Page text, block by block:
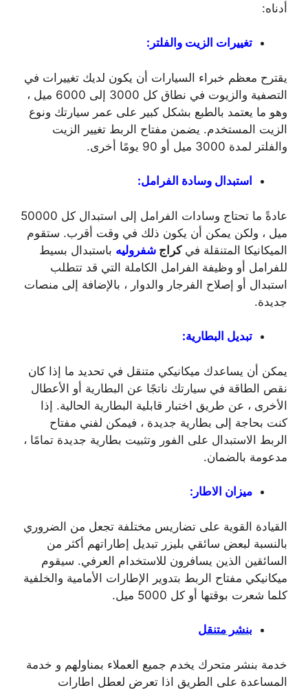
أدناه:
تغييرات الزيت والفلتر:
يقترح معظم خبراء السيارات أن يكون لديك تغييرات في
التصفية والزيوت في نطاق كل 3000 إلى 6000 ميل ،
وهو ما يعتمد بالطبع بشكل كبير على عمر سيارتك ونوع
الزيت المستخدم. يضمن مفتاح الربط تغيير الزيت
والفلتر لمدة 3000 ميل أو 90 يومًا أخرى.
استبدال وسادة الفرامل:
عادةً ما تحتاج وسادات الفرامل إلى استبدال كل 50000
ميل ، ولكن يمكن أن يكون ذلك في وقت أقرب. ستقوم
الميكانيكا المتنقلة فيكراج شفروليه باستبدال بسيط
للفرامل أو وظيفة الفرامل الكاملة التي قد تتطلب
استبدال أو إصلاح الفرجار والدوار ، بالإضافة إلى منصات
جديدة.
تبديل البطارية:
يمكن أن يساعدك ميكانيكي متنقل في تحديد ما إذا كان
نقص الطاقة في سيارتك ناتجًا عن البطارية أو الأعطال
الأخرى ، عن طريق اختبار قابلية البطارية الحالية. إذا
كنت بحاجة إلى بطارية جديدة ، فيمكن لفني مفتاح
الربط الاستبدال على الفور وتثبيت بطارية جديدة تمامًا ،
مدعومة بالضمان.
ميزان الاطار:
القيادة القوية على تضاريس مختلفة تجعل من الضروري
بالنسبة لبعض سائقي بليزر تبديل إطاراتهم أكثر من
السائقين الذين يسافرون للاستخدام العرفي. سيقوم
ميكانيكي مفتاح الربط بتدوير الإطارات الأمامية والخلفية
كلما شعرت بوقتها أو كل 5000 ميل.
بنشر متنقل
خدمة بنشر متحرك يخدم جميع العملاء بمناولهم و خدمة
المساعدة على الطريق اذا تعرض لعطل اطارات